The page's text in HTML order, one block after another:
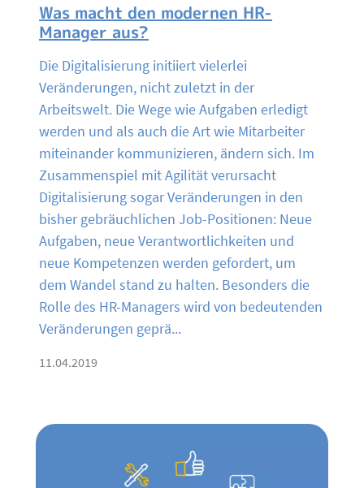
Was macht den modernen HR-
Manager aus?
Die Digitalisierung initiiert vielerlei
Veränderungen, nicht zuletzt in der
Arbeitswelt. Die Wege wie Aufgaben erledigt
werden und als auch die Art wie Mitarbeiter
miteinander kommunizieren, ändern sich. Im
Zusammenspiel mit Agilität verursacht
Digitalisierung sogar Veränderungen in den
bisher gebräuchlichen Job-Positionen: Neue
Aufgaben, neue Verantwortlichkeiten und
neue Kompetenzen werden gefordert, um
dem Wandel stand zu halten. Besonders die
Rolle des HR-Managers wird von bedeutenden
Veränderungen geprä...
11.04.2019